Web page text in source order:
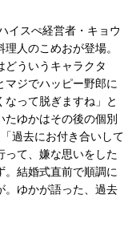
イスぺ経営者・キョウ
人のこめおが登場。
どういうキャラクタ
マジでハッピー野郎に
って脱ぎますね」と
たゆかはその後の個別
過去にお付き合いして
って、嫌な思いをした
。結婚式直前で順調に
。ゆかが語った、過去